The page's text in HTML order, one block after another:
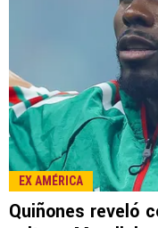
LEE TAMBIÉN